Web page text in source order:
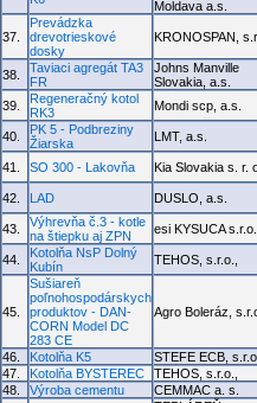
Moldava a.s.
37.
Prevádzka
drevotrieskové
dosky
KRONOSPAN,
38.
Taviaci agregát TA3
FR
Johns Manville
Slovakia, a.s.
39.
Regeneračný kotol
RK3
Mondi scp, a.s.
40.
PK 5 - Podbreziny
Žiarska
LMT, a.s.
41. SO 300 - Lakovňa Kia Slovakia s. r.
42. LAD DUSLO, a.s.
43.
Výhrevňa č.3 - kotle
na štiepku aj ZPN
esi KYSUCA s.r.o.
44.
Kotolňa NsP Dolný
Kubín
TEHOS, s.r.o.,
45.
Sušiareň
poľnohospodárskych
produktov - DAN-
CORN Model DC
283 CE
Agro Boleráz,
46. Kotolňa K5 STEFE ECB, s.r.o.
47.
Kotolňa BYSTEREC TEHOS, s.r.o.,
48.
Výroba cementu CEMMAC a. s.